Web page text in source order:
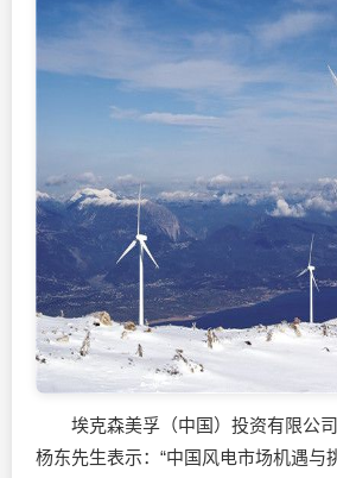
埃克森美孚（中国）投资有限公
杨东先生表示：“中国风电市场机遇与